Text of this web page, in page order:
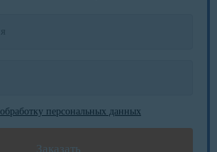
обработку персональных данных